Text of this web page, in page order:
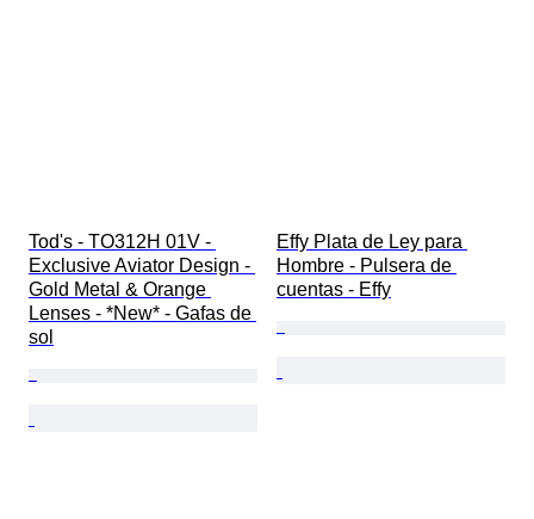
Tod's - TO312H 01V -
Exclusive Aviator Design -
Gold Metal & Orange
Lenses - *New* - Gafas de
sol
Effy Plata de Ley para
Hombre - Pulsera de
cuentas - Effy